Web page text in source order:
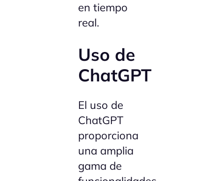
en tiempo
real.
Uso de
ChatGPT
El uso de
ChatGPT
proporciona
una amplia
gama de